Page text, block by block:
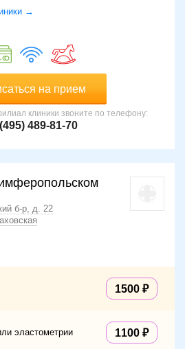
→
на прием
клиники звоните по телефону:
489-81-70
б-р, д. 22
1500
эластометрии 1100